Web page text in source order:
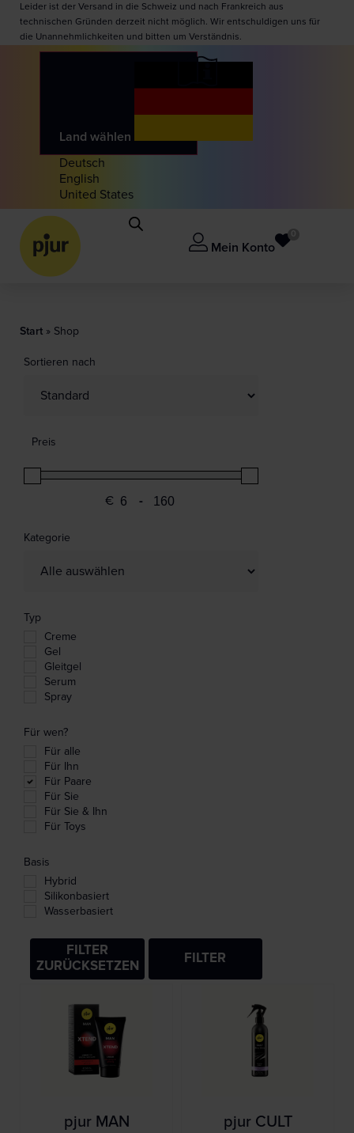
Leider ist der Versand in die Schweiz und nach Frankreich aus
technischen Gründen derzeit nicht möglich. Wir entschuldigen uns für
die Unannehmlichkeiten und bitten um Verständnis.
Land wählen
Deutsch
English
United States
Mein Konto
Start » Shop
Sortieren nach
Preis
€ Minimum Price
- Maximum Price
Kategorie
Typ
Creme
Gel
Gleitgel
Serum
Spray
Für wen?
Für alle
Für Ihn
Für Paare
Für Sie
Für Sie & Ihn
Für Toys
Basis
Hybrid
Silikonbasiert
Wasserbasiert
FILTER
FILTER
ZURÜCKSETZEN
pjur MAN
pjur CULT